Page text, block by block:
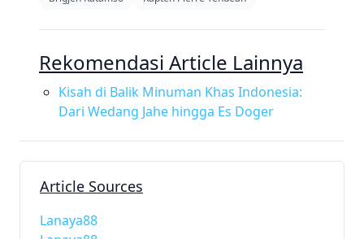
Rekomendasi Article Lainnya
Kisah di Balik Minuman Khas Indonesia:
Dari Wedang Jahe hingga Es Doger
Article Sources
Lanaya88